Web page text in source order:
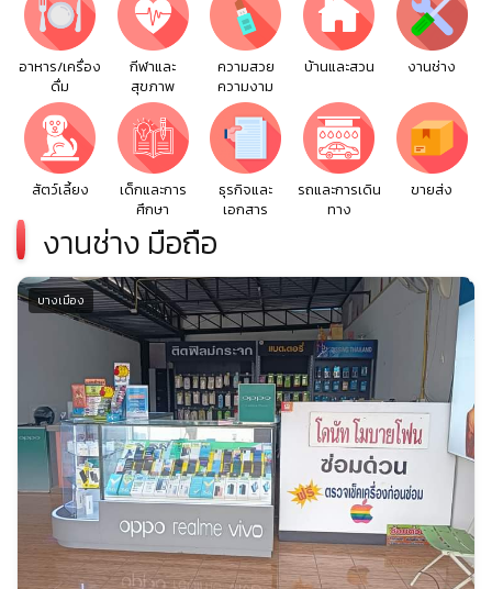
อาหาร/เครื่อง
ดื่ม
กีฬาและ
สุขภาพ
ความสวย
ความงาม
บ้านและสวน งานช่าง
สัตว์เลี้ยง
เด็กและการ
ศึกษา
ธุรกิจและ
เอกสาร
รถและการเดิน
ทาง
ขายส่ง
งานช่าง มือถือ
บางเมือง